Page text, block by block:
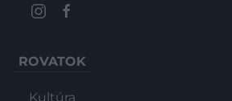
ROVATOK
Kultúra